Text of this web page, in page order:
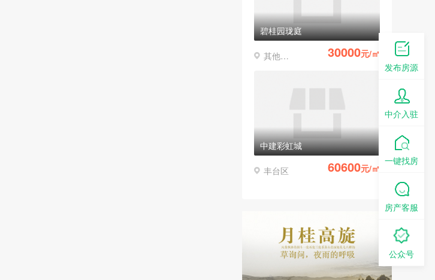
碧桂园珑庭
其他区县 30000元/㎡
中建彩虹城
丰台区 60600元/㎡
发布房源
中介入驻
一键找房
房产客服
公众号